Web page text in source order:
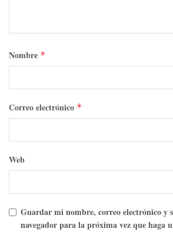
Nombre *
Correo electrónico *
Web
Guardar mi nombre, correo electrónico y
navegador para la próxima vez que haga